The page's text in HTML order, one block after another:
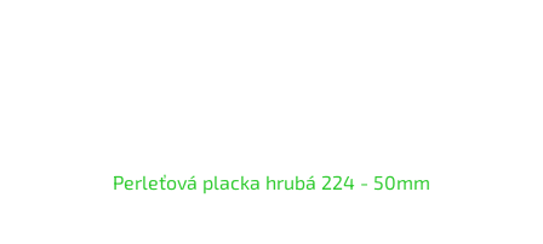
Perleťová placka hrubá 224 - 50mm